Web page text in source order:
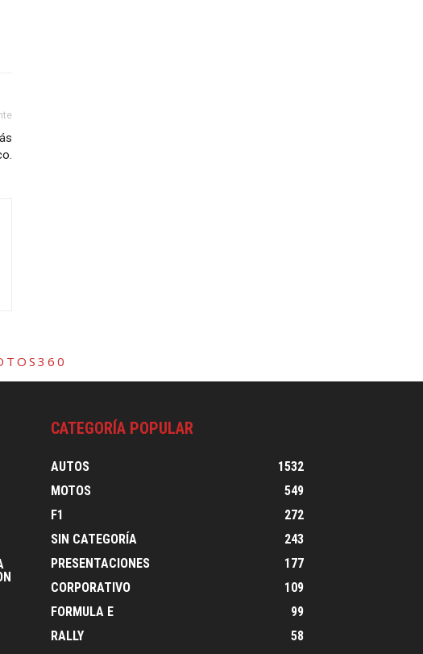
CATEGORÍA POPULAR
AUTOS
1532
MOTOS
549
F1
272
SIN CATEGORÍA
243
PRESENTACIONES
177
CORPORATIVO
109
FORMULA E
99
RALLY
58